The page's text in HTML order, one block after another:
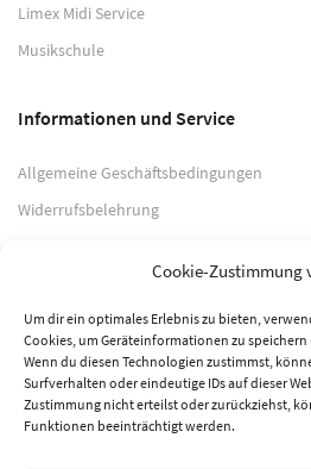
Cookie-Zustimmung
Um dir ein optimales Erlebnis zu bieten,
Cookies, um Geräteinformationen zu
Wenn du diesen Technologien zustimmst,
Surfverhalten oder eindeutige IDs auf dieser
Zustimmung nicht erteilst oder zurückziehst,
Funktionen beeinträchtigt werden.
Limex Midi Service
Musikschule
Informationen und Service
Allgemeine Geschäftsbedingungen
Widerrufsbelehrung
Datenschutzerklärung
Zahlungsarten
PayPal